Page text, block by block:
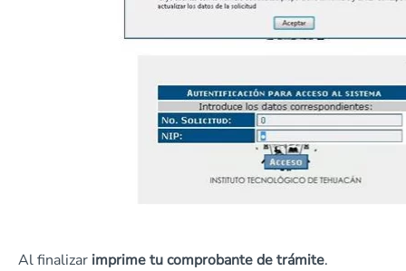
Al finalizar imprime tu comprobante de trámite.